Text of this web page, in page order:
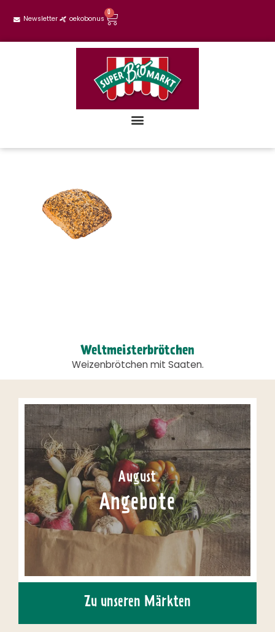
Newsletter oekobonus
0
Weltmeisterbrötchen
Weizenbrötchen mit Saaten.
August
Angebote
Zu unseren Märkten